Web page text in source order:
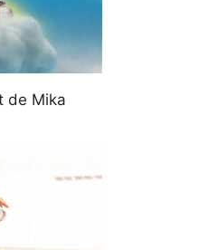
de Mika